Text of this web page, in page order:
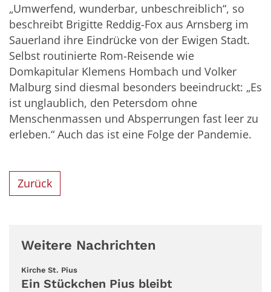
„Umwerfend, wunderbar, unbeschreiblich“, so
beschreibt Brigitte Reddig-Fox aus Arnsberg im
Sauerland ihre Eindrücke von der Ewigen Stadt.
Selbst routinierte Rom-Reisende wie
Domkapitular Klemens Hombach und Volker
Malburg sind diesmal besonders beeindruckt: „Es
ist unglaublich, den Petersdom ohne
Menschenmassen und Absperrungen fast leer zu
erleben.“ Auch das ist eine Folge der Pandemie.
Zurück
Weitere Nachrichten
Kirche St. Pius:
Ein Stückchen Pius bleibt